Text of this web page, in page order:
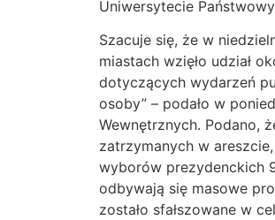
Uniwersytecie
Szacuje się, że w
miastach wzięło udział
dotyczących wydarzeń
osoby” – podało w
Wewnętrznych. Podano,
zatrzymanych w
wyborów prezydenckich
odbywają się masowe
zostało sfałszowane w